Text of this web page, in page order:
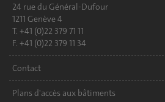
24 rue du Général-Dufour
1211 Genève 4
T. +41 (0)22 379 71 11
F. +41 (0)22 379 11 34
Contact
Plans d'accès aux bâtiments